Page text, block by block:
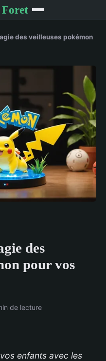
des veilleuses pokémon
des
pour vos
de lecture
enfants avec les